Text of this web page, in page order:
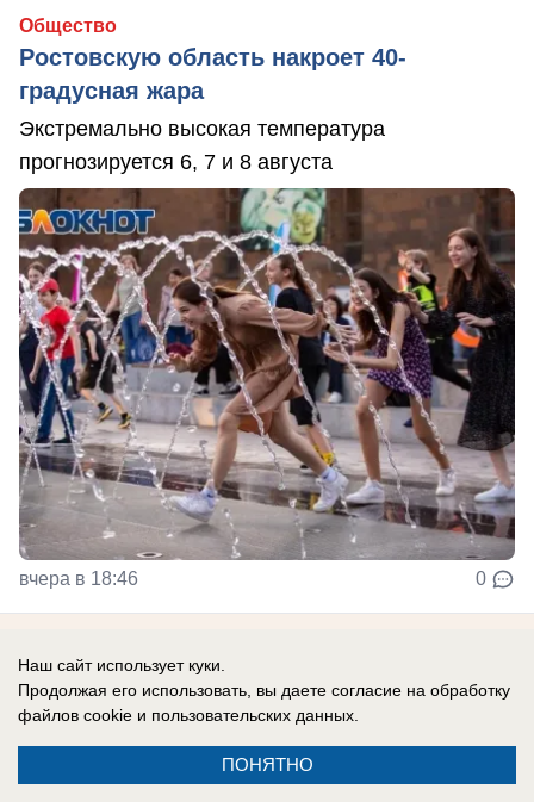
Общество
Ростовскую область накроет 40-
градусная жара
Экстремально высокая температура
прогнозируется 6, 7 и 8 августа
вчера в 18:46 0
Главное в стране
Наш сайт использует куки.
Продолжая его использовать, вы даете согласие на обработку
файлов cookie и пользовательских данных.
ПОНЯТНО